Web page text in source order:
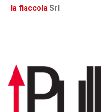
la fiaccola Srl